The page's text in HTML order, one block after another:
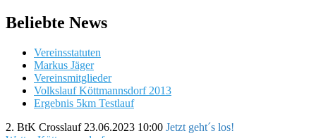
Beliebte News
Vereinsstatuten
Markus Jäger
Vereinsmitglieder
Volkslauf Köttmannsdorf 2013
Ergebnis 5km Testlauf
2. BtK Crosslauf 23.06.2023 10:00 Jetzt geht´s los!